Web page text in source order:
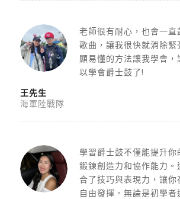
老師很有耐心，也會一直
歌曲，讓我很快就消除緊
顯易懂的方法讓我學會，
以學會爵士鼓了!
王先生
海軍陸戰隊
學習爵士鼓不僅能提升你
鍛鍊創造力和協作能力。
合了技巧與表現力，讓你
自由發揮。無論是初學